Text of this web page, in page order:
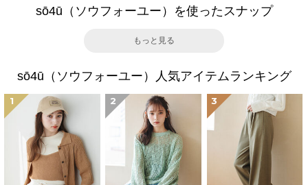
sō4ū（ソウフォーユー）を使ったスナップ
もっと見る
sō4ū（ソウフォーユー）人気アイテムランキング
1 2 3